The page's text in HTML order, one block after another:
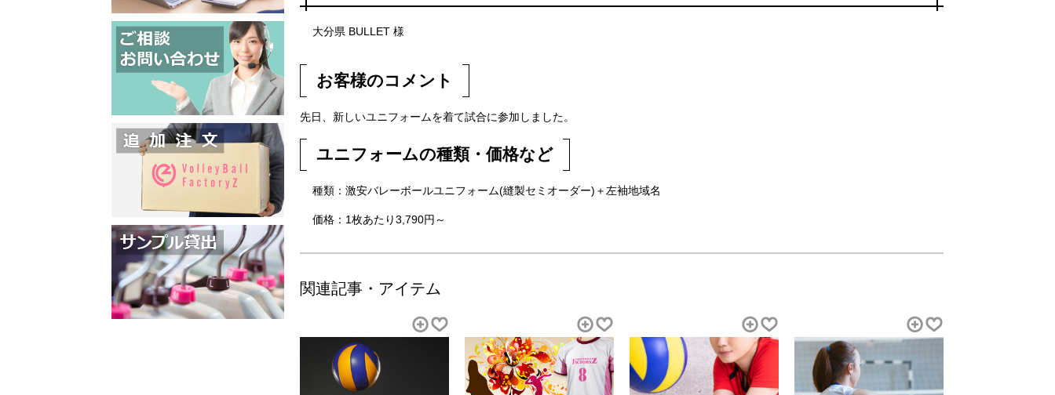
大分県 BULLET 様
お客様のコメント
先日、新しいユニフォームを着て試合に参加しました。
ユニフォームの種類・価格など
種類：激安バレーボールユニフォーム(縫製セミオーダー)＋左袖地域名
価格：1枚あたり3,790円～
関連記事・アイテム